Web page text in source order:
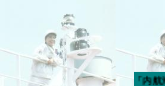
今週の「内航海運新聞」広告